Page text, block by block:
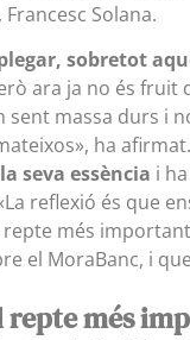
Solana.
sobretot
ara ja no és
sent massa durs i
ha
seva essència i
reflexió és que
més
el MoraBanc, i
repte més